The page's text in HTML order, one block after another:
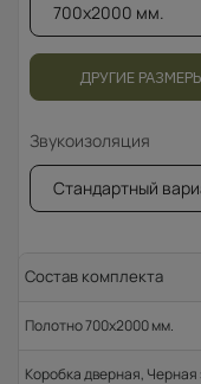
700x2000 мм.
ДРУГИЕ
Звукоизоляция
Стандартный
Состав комплекта
Полотно 700x2000 мм.
Коробка дверная, Черная